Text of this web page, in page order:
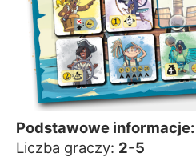
Podstawowe informacje:
Liczba graczy: 2-5